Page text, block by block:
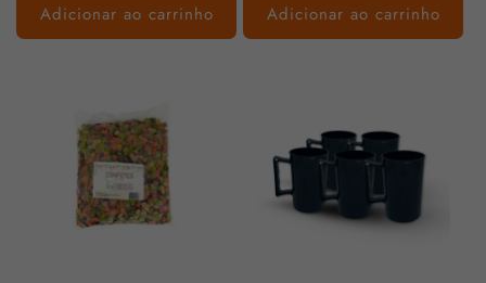
Adicionar ao carrinho Adicionar ao carrinho